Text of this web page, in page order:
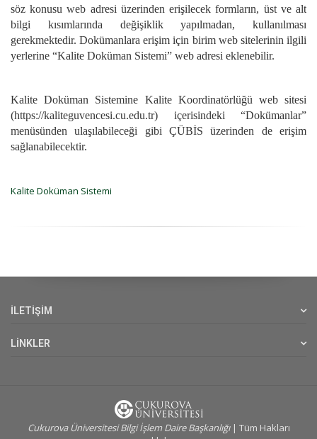
söz konusu web adresi üzerinden erişilecek formların, üst ve alt
bilgi kısımlarında değişiklik yapılmadan, kullanılması
gerekmektedir. Dokümanlara erişim için birim web sitelerinin ilgili
yerlerine “Kalite Doküman Sistemi” web adresi eklenebilir.
Kalite Doküman Sistemine Kalite Koordinatörlüğü web sitesi
(https://kaliteguvencesi.cu.edu.tr) içerisindeki “Dokümanlar”
menüsünden ulaşılabileceği gibi ÇÜBİS üzerinden de erişim
sağlanabilecektir.
Kalite Doküman Sistemi
İLETİŞİM
LİNKLER
Cukurova Üniversitesi Bilgi İşlem Daire Başkanlığı| Tüm Hakları